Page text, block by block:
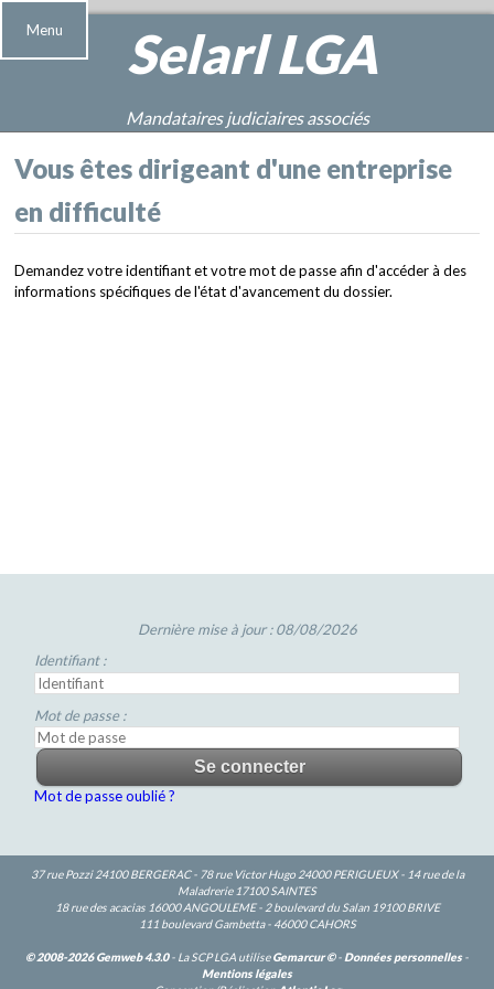
SelarlLGA
Mandataires judiciaires associés
Menu
Vous êtes dirigeant d'une entreprise
en difficulté
Demandez votre identifiant et votre mot de passe afin d'accéder à des
informations spécifiques de l'état d'avancement du dossier.
Dernière mise à jour : 08/08/2026
Identifiant :
Mot de passe :
Mot de passe oublié ?
37 rue Pozzi 24100 BERGERAC - 78 rue Victor Hugo 24000 PERIGUEUX - 14 rue de la
Maladrerie 17100 SAINTES
18 rue des acacias 16000 ANGOULEME - 2 boulevard du Salan 19100 BRIVE
111 boulevard Gambetta - 46000 CAHORS
© 2008-2026 Gemweb 4.3.0- La SCP LGA utiliseGemarcur ©- Données personnelles-
Mentions légales